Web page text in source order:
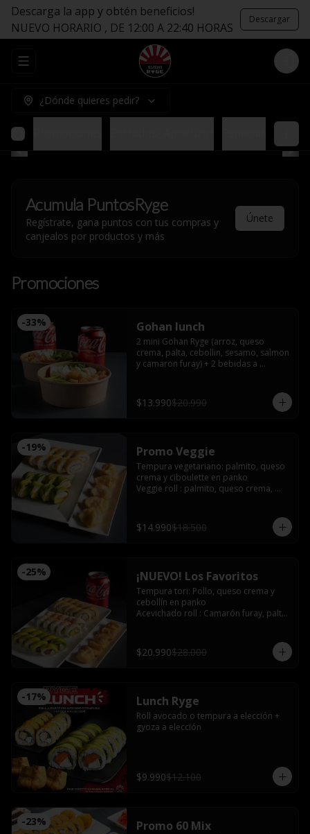
Descarga la app y obtén beneficios!
NUEVO HORARIO , DE 12:00 A 22:40 HORAS
Descargar
Abrir menu de navegación Login
¿Dónde quieres pedir?
Acumula PuntosRyge
Regístrate, gana puntos con tus compras y
canjealos por productos y más
Únete
Promociones
-33% Gohan lunch
2 mini Gohan Ryge (arroz, queso
crema, palta, cebollin, sesamo, salmon
y camaron furay) + 2 bebidas a
$13.990$20.990
-19% Promo Veggie
Tempura vegetariano: palmito, queso
crema y ciboulette en panko
Veggie roll : palmito, queso crema,
Gyozas de champiñón queso
$14.990$18.500
-25% ¡NUEVO! Los Favoritos
Tempura tori: Pollo, queso crema y
cebollín en panko
Acevichado roll : Camarón furay, palta,
Avocado sake : Salmón, queso crema y
ciboulette envuelto en palta
$20.990$28.000
-17% Lunch Ryge
Roll avocado o tempura a elección +
gyoza a elección
$9.990$12.100
-23% Promo 60 Mix